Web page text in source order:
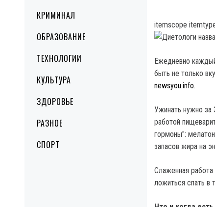
КРИМИНАЛ
ОБРАЗОВАНИЕ
ТЕХНОЛОГИИ
КУЛЬТУРА
ЗДОРОВЬЕ
РАЗНОЕ
СПОРТ
itemscope
Ежедневно
быть не только
newsyou.info.
Ужинать нужно за
работой
гормоны":
запасов жира на
Слаженная
ложиться спать в